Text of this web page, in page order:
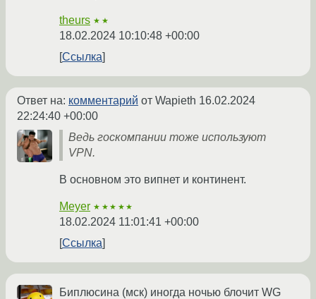
theurs ★★
18.02.2024 10:10:48 +00:00
Ссылка
Ответ на: комментарий от Wapieth 16.02.2024
22:24:40 +00:00
Ведь госкомпании тоже используют
VPN.
В основном это випнет и континент.
Meyer ★★★★★
18.02.2024 11:01:41 +00:00
Ссылка
Биплюсина (мск) иногда ночью блочит WG